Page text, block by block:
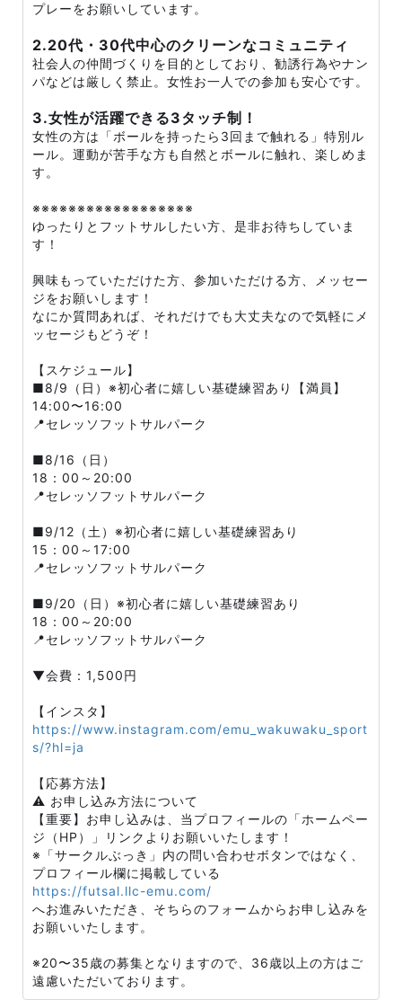
プレーをお願いしています。
2.20代・30代中心のクリーンなコミュニティ
社会人の仲間づくりを目的としており、勧誘行為やナン
パなどは厳しく禁止。女性お一人での参加も安心です。
3.女性が活躍できる3タッチ制！
女性の方は「ボールを持ったら3回まで触れる」特別ル
ール。運動が苦手な方も自然とボールに触れ、楽しめま
す。
※※※※※※※※※※※※※※※※※※
ゆったりとフットサルしたい方、是非お待ちしていま
す！
興味もっていただけた方、参加いただける方、メッセー
ジをお願いします！
なにか質問あれば、それだけでも大丈夫なので気軽にメ
ッセージもどうぞ！
【スケジュール】
■8/9（日）※初心者に嬉しい基礎練習あり【満員】
14:00〜16:00
📍セレッソフットサルパーク
■8/16（日）
18：00～20:00
📍セレッソフットサルパーク
■9/12（土）※初心者に嬉しい基礎練習あり
15：00～17:00
📍セレッソフットサルパーク
■9/20（日）※初心者に嬉しい基礎練習あり
18：00～20:00
📍セレッソフットサルパーク
▼会費：1,500円
【インスタ】
https://www.instagram.com/emu_wakuwaku_sport
s/?hl=ja
【応募方法】
⚠️ お申し込み方法について
【重要】お申し込みは、当プロフィールの「ホームペー
ジ（HP）」リンクよりお願いいたします！
※「サークルぶっき」内の問い合わせボタンではなく、
プロフィール欄に掲載している
https://futsal.llc-emu.com/
へお進みいただき、そちらのフォームからお申し込みを
お願いいたします。
※20〜35歳の募集となりますので、36歳以上の方はご
遠慮いただいております。